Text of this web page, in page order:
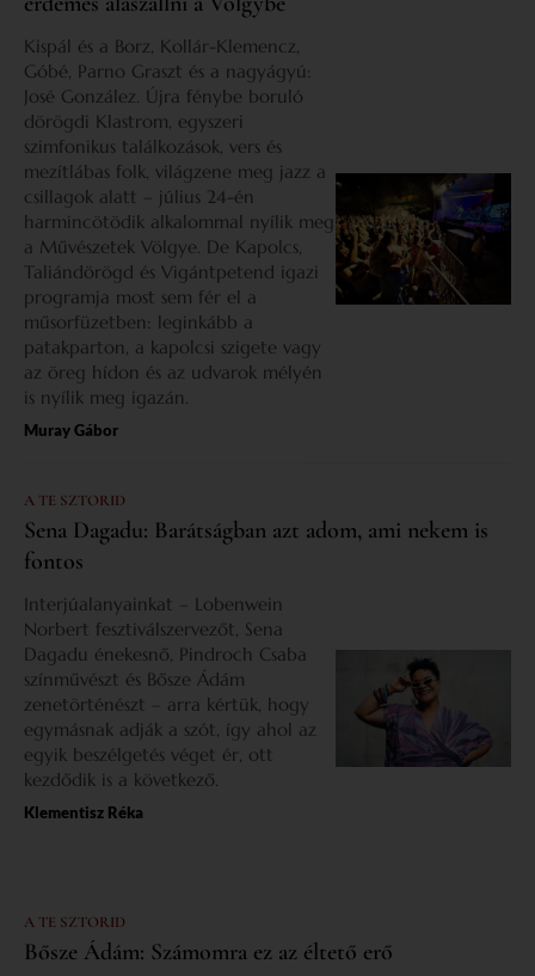
Kispál és a Borz, Kollár-Klemencz,
Góbé, Parno Graszt és a nagyágyú:
José González. Újra fénybe boruló
dörögdi Klastrom, egyszeri
szimfonikus találkozások, vers és
mezítlábas folk, világzene meg jazz a
csillagok alatt – július 24-én
harmincötödik alkalommal nyílik meg
a Művészetek Völgye. De Kapolcs,
Taliándörögd és Vigántpetend igazi
programja most sem fér el a
műsorfüzetben: leginkább a
patakparton, a kapolcsi szigete vagy
az öreg hídon és az udvarok mélyén
is nyílik meg igazán.
Muray Gábor
A TE SZTORID
Sena Dagadu: Barátságban azt adom, ami nekem is
fontos
Interjúalanyainkat – Lobenwein
Norbert fesztiválszervezőt, Sena
Dagadu énekesnő, Pindroch Csaba
színművészt és Bősze Ádám
zenetörténészt – arra kértük, hogy
egymásnak adják a szót, így ahol az
egyik beszélgetés véget ér, ott
kezdődik is a következő.
Klementisz Réka
A TE SZTORID
Bősze Ádám: Számomra ez az éltető erő